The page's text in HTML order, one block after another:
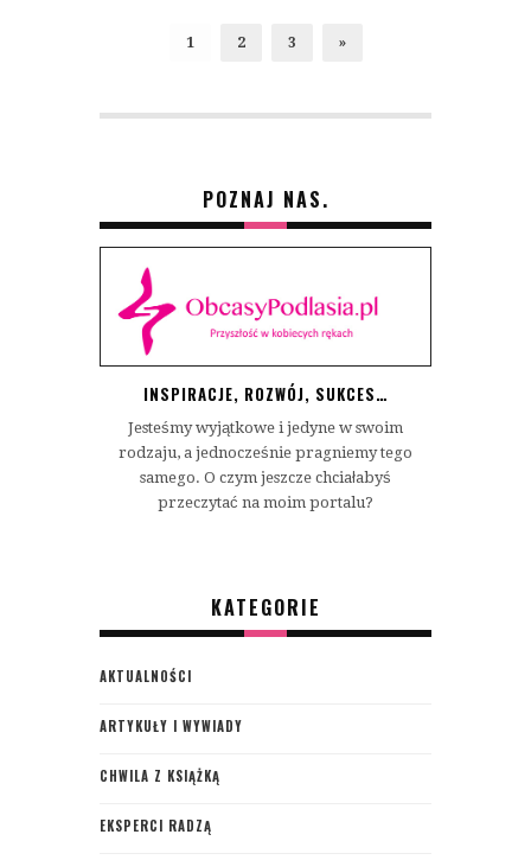
1 2 3 »
POZNAJ NAS.
INSPIRACJE, ROZWÓJ, SUKCES…
Jesteśmy wyjątkowe i jedyne w swoim
rodzaju, a jednocześnie pragniemy tego
samego. O czym jeszcze chciałabyś
przeczytać na moim portalu?
KATEGORIE
AKTUALNOŚCI
ARTYKUŁY I WYWIADY
CHWILA Z KSIĄŻKĄ
EKSPERCI RADZĄ